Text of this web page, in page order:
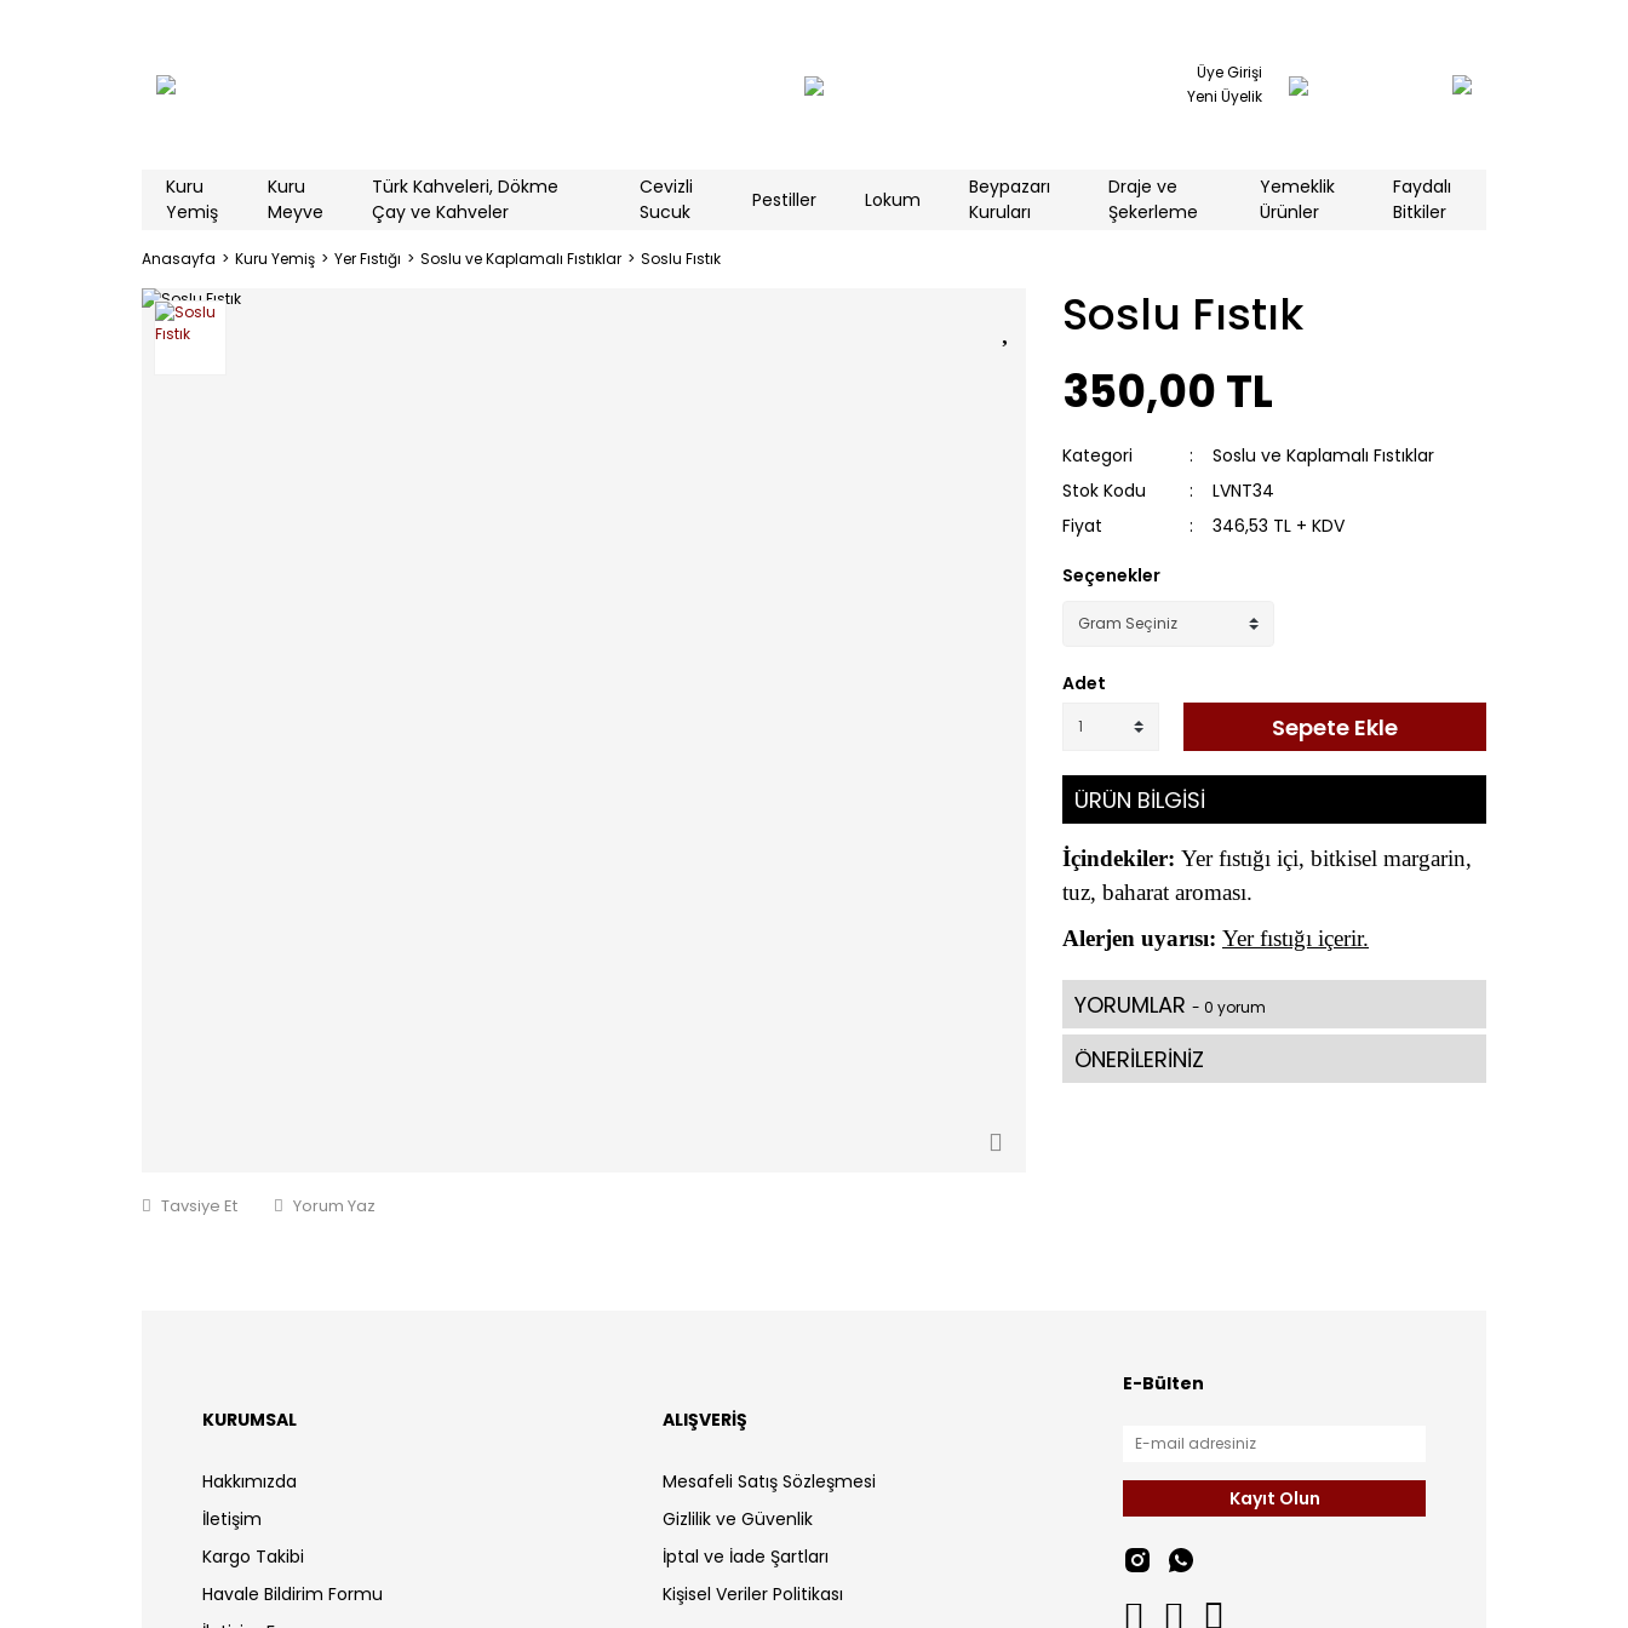
Üye Girişi
Yeni Üyelik
Kuru
Yemiş
Kuru
Meyve
Türk Kahveleri, Dökme
Çay ve Kahveler
Cevizli
Sucuk
Pestiller Lokum
Beypazarı
Kuruları
Draje ve
Şekerleme
Yemeklik
Ürünler
Faydalı
Bitkiler
Anasayfa Kuru Yemiş Yer Fıstığı Soslu ve Kaplamalı Fıstıklar Soslu Fıstık
Tavsiye Et Yorum Yaz
Soslu Fıstık
350,00 TL
Kategori
Soslu ve Kaplamalı Fıstıklar
Stok Kodu
LVNT34
Fiyat
346,53 TL + KDV
Seçenekler
Adet
Sepete Ekle
ÜRÜN BİLGİSİ
İçindekiler: Yer fıstığı içi, bitkisel margarin,
tuz, baharat aroması.
Alerjen uyarısı: Yer fıstığı içerir.
YORUMLAR - 0 yorum
ÖNERİLERİNİZ
KURUMSAL
Hakkımızda
İletişim
Kargo Takibi
Havale Bildirim Formu
ALIŞVERİŞ
Mesafeli Satış Sözleşmesi
Gizlilik ve Güvenlik
İptal ve İade Şartları
Kişisel Veriler Politikası
E-Bülten
Kayıt Olun